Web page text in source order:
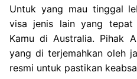
Untuk yang mau tinggal
visa jenis lain yang tepat
Kamu di Australia. Pihak
yang di terjemahkan oleh
resmi untuk pastikan